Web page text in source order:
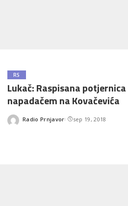
RS
Lukač: Raspisana
napadačem na Kovačevića
Posted
Radio Prnjavor sep 19, 2018